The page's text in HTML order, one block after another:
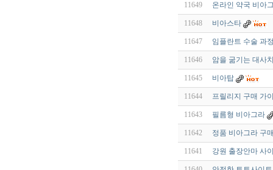
11649 온라인 약국 비아
11648 비아스타
11647 임플란트 수술 과
11646 암을 굶기는 대사
11645 비아탑
11644 프릴리지 구매 가
11643 필름형 비아그라
11642 정품 비아그라 구
11641 강원 출장안마 사